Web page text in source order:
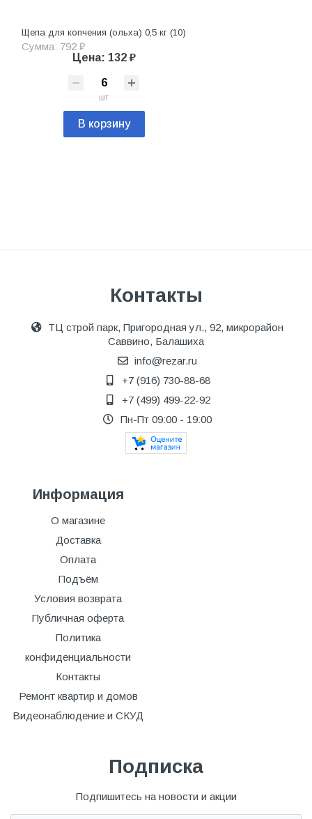
Щепа для копчения (ольха) 0,5 кг (10)
Сумма: 792 ₽
Цена: 132 ₽
шт
В корзину
Контакты
ТЦ строй парк, Пригородная ул., 92, микрорайон
Саввино, Балашиха
info@rezar.ru
+7 (916) 730-88-68
+7 (499) 499-22-92
Пн-Пт 09:00 - 19:00
Информация
О магазине
Доставка
Оплата
Подъём
Условия возврата
Публичная оферта
Политика
конфиденциальности
Контакты
Ремонт квартир и домов
Видеонаблюдение и СКУД
Подписка
Подпишитесь на новости и акции